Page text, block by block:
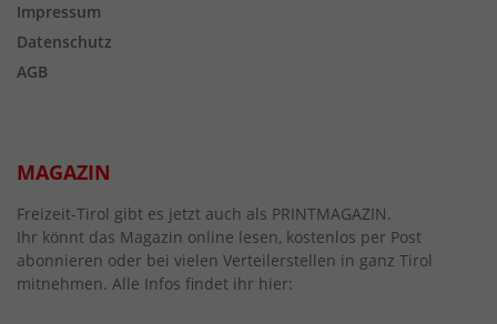
Impressum
Datenschutz
AGB
MAGAZIN
Freizeit-Tirol gibt es jetzt auch als PRINTMAGAZIN.
Ihr könnt das Magazin online lesen, kostenlos per Post
abonnieren oder bei vielen Verteilerstellen in ganz Tirol
mitnehmen. Alle Infos findet ihr hier: